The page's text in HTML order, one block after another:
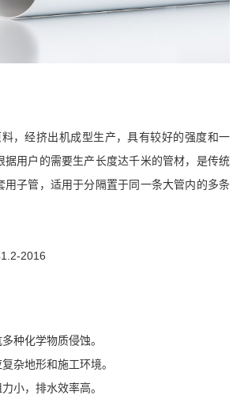
，经挤出机成型生产，具有较好的强度和一
据用户的需要生产长度达千米的管材，是传统
用子管，适用于分隔置于同一条大管内的多条
2016
种化学物质侵蚀。
杂地形和施工环境。
小，排水效率高。